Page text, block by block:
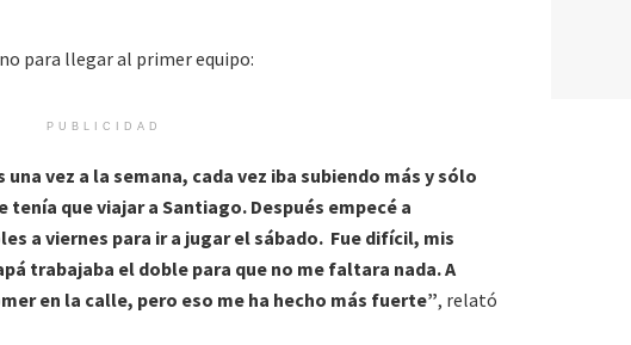
para llegar al primer equipo:
PUBLICIDAD
una vez a la semana, cada vez iba subiendo más y sólo
tenía que viajar a Santiago. Después empecé a
a viernes para ir a jugar el sábado. Fue difícil, mis
trabajaba el doble para que no me faltara nada. A
en la calle, pero eso me ha hecho más fuerte”, relató